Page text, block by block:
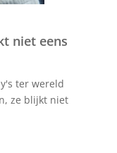
niet eens
ter wereld
ze blijkt niet